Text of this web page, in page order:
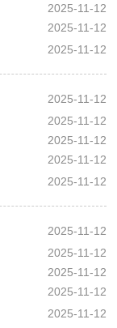
2025-11-12
2025-11-12
2025-11-12
2025-11-12
2025-11-12
2025-11-12
2025-11-12
2025-11-12
2025-11-12
2025-11-12
2025-11-12
2025-11-12
2025-11-12